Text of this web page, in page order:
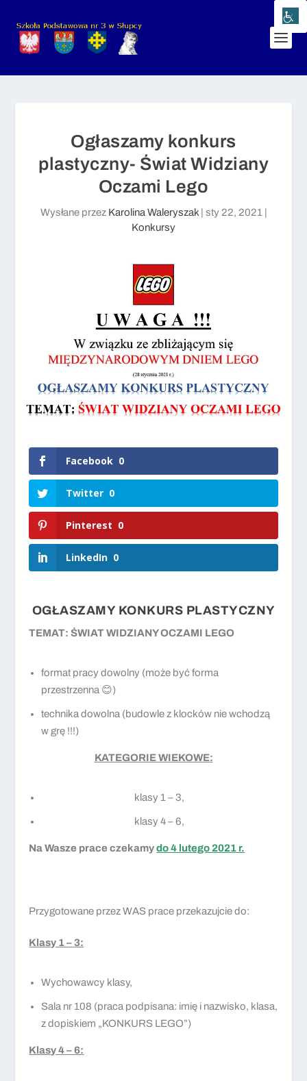
Ogłaszamy konkurs
plastyczny- Świat Widziany
Oczami Lego
Wysłane przez Karolina Waleryszak| sty 22, 2021
Konkursy
Facebook 0
Twitter 0
Pinterest 0
LinkedIn 0
OGŁASZAMY KONKURS PLASTYCZNY
TEMAT: ŚWIAT WIDZIANY OCZAMI LEGO
format pracy dowolny (może być forma
przestrzenna 😊)
technika dowolna (budowle z klocków nie wchodzą
w grę !!!)
KATEGORIE WIEKOWE:
klasy 1 – 3,
klasy 4 – 6,
Na Wasze prace czekamydo 4 lutego 2021 r.
Przygotowane przez WAS prace przekazujcie do:
Klasy 1 – 3:
Wychowawcy klasy,
Sala nr 108 (praca podpisana: imię i nazwisko, klasa,
z dopiskiem „KONKURS LEGO”)
Klasy 4 – 6: